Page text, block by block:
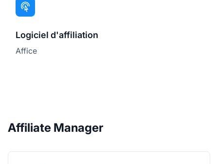
Logiciel d'affiliation
Affice
Affiliate Manager